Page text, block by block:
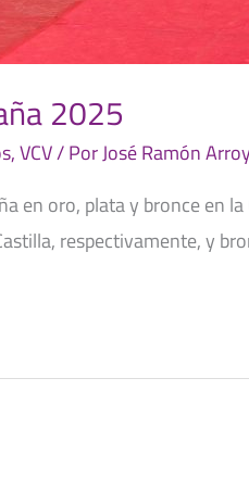
2025
,VCV/ PorJosé Ramón
en oro, plata y bronce en
respectivamente, y